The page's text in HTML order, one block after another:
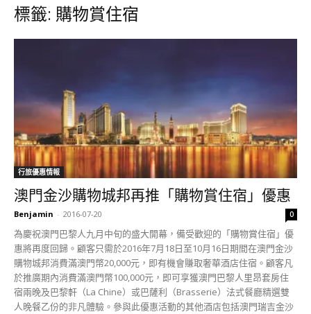
標籤: 購物賞住宿
行旅優惠情報
澳門金沙購物城邦再推「購物賞住宿」優惠
Benjamin - 2016-07-20 0
為慶祝澳門巴黎人九月中旬的盛大開幕，備受歡迎的「購物賞住宿」優
惠將再度回歸。顧客只需於2016年7月18日至10月16日期間在澳門金沙
購物城邦消費滿澳門幣20,000元，即有機會賺取奢華酒店住宿。顧客凡
於推廣期內消費滿澳門幣100,000元，即可享獲澳門巴黎人里昂套房住
宿兩晚及巴黎軒（La Chine）或巴薩利（Brasserie）法式餐廳精選雙
人晚餐乙份的非凡體驗。參與此優惠活動的其他酒店包括澳門瑞吉金沙